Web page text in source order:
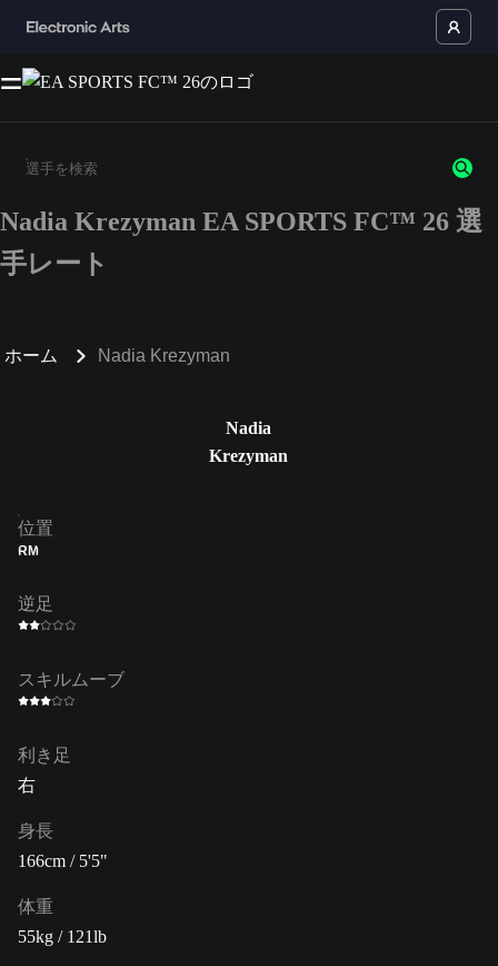
3文字以上の文字または数字を入力してください。
Nadia Krezyman EA SPORTS FC™ 26 選
手レート
ホーム Nadia Krezyman
Nadia
Krezyman
位置
RM
逆足
スキルムーブ
利き足
右
身長
166cm / 5'5"
体重
55kg / 121lb